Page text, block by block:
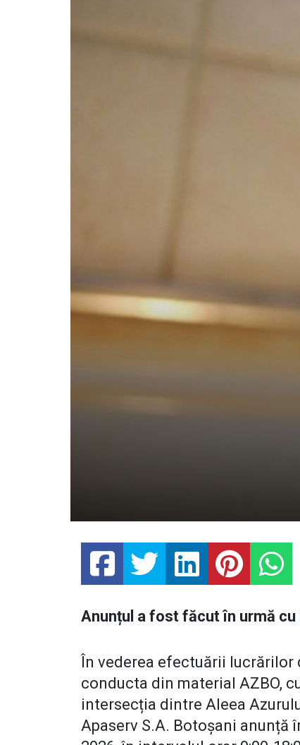
Anunțul a fost făcut în urmă cu
În vederea efectuării
conducta din material AZBO,
intersecția dintre Aleea
Apaserv S.A. Botoșani anunță